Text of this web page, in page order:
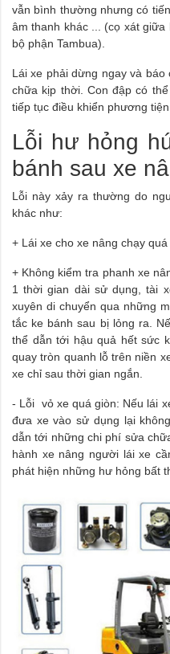
vẫn bình thường nhưng có
âm thanh khác ... (cọ xát giữa
bộ phận Tambua).
Lái xe phải dừng ngay và
chữa kịp thời. Con đập có
tiếp tục điều khiển phương tiện.
Lỗi hư hỏng
bánh sau xe
Lỗi này xảy ra thường do
khác như:
+ Lái xe cho xe nâng chạy
+ Không kiểm tra phanh xe
1 thời gian dài sử dụng, tài
xuyên di chuyển qua những
tắc ke bánh sau bị lỏng ra.
thể dẫn tới hậu quả hết sức
quay tròn quanh lỗ trên niền
xe chỉ sau thời gian ngắn.
- Lỗi vỏ xe quá giòn: Nếu lái
đưa xe vào sử dụng lại
dẫn tới những chi phí sửa
hành xe nâng người lái xe
phát hiện những hư hỏng bất